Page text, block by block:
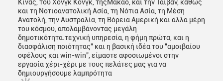
Κίνας, του Χονγκ Κονγκ, τηςΜακάο, και την Ταϊβάν, καθώς
και τη Νοτιοανατολική Ασία, τη Νότια Ασία, τη Μέση
Ανατολή, την Αυστραλία, τη Βόρεια Αμερική και άλλα μέρη
του κόσμου, απολαμβάνοντας μεγάλη
δημοτικότητα.τεχνική υπηρεσία, η φήμη πρώτα, και η
διασφάλιση ποιότητας" και η βασική ιδέα του "αμοιβαίου
οφέλους και win-win", είμαστε αφοσιωμένοι στην
εργασία χέρι-χέρι με τους πελάτες μας για να
δημιουργήσουμε λαμπρότητα